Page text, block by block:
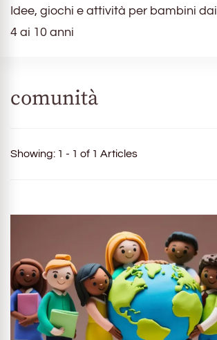
Idee, giochi e attività per bambini dai
4 ai 10 anni
comunità
Showing: 1 - 1 of 1 Articles